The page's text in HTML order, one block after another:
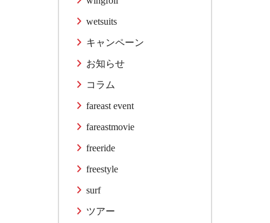
wetsuits
キャンペーン
お知らせ
コラム
fareast event
fareastmovie
freeride
freestyle
surf
ツアー